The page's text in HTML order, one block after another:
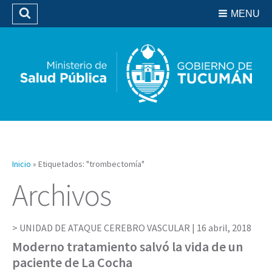
Biblioteca
MENU
Buscar
Inicio » Etiquetados: "trombectomía"
Archivos
UNIDAD DE ATAQUE CEREBRO VASCULAR | 16 abril, 2018
Moderno tratamiento salvó la vida de un
paciente de La Cocha